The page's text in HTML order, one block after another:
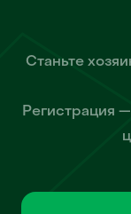
Станьте
Регистрация